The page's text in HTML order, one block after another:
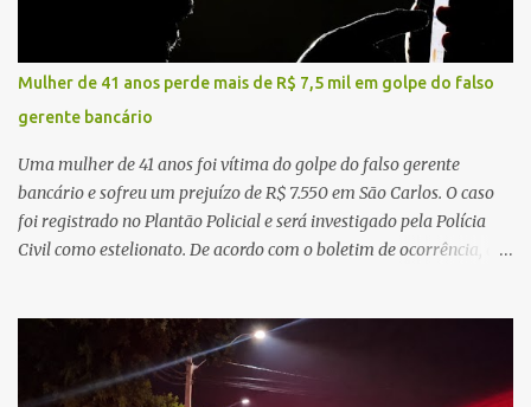
da atenção básica, da infraestrutura hospitalar e da
regionalização dos serviços de saúde. Entretanto, em um cenário
de demandas crescentes e recursos necessariamente limitados, a
principal missão da gestão pública não é apenas investir mais,
mas decidir melhor onde investir para produzir o maior benefício
possível à população. Essa reflexão encontra respaldo tanto na
teoria da admini...
Mulher de 41 anos perde mais de R$ 7,5 mil em golpe do falso
gerente bancário
Uma mulher de 41 anos foi vítima do golpe do falso gerente
bancário e sofreu um prejuízo de R$ 7.550 em São Carlos. O caso
foi registrado no Plantão Policial e será investigado pela Polícia
Civil como estelionato. De acordo com o boletim de ocorrência, a
suspeito alegou que seria necessário atualizar o cadastro da conta
e passou a orientar a vítima sobre os procedimentos que deveriam
ser realizados. Dias depois, o golpista enviou um documento em